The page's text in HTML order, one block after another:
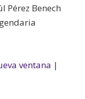
Pérez Benech
ventana |